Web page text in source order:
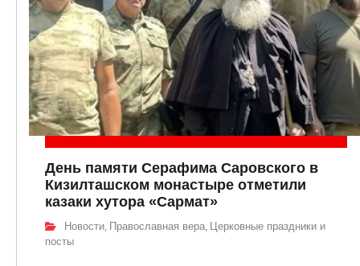
День памяти Серафима Саровского в
Кизилташском монастыре отметили
казаки хутора «Сармат»
Новости, Православная вера, Церковные праздники и
посты